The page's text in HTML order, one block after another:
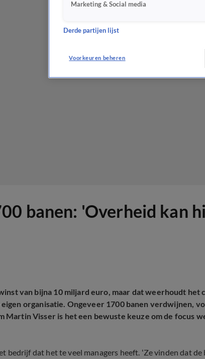
banen: 'Overheid kan
van bijna 10 miljard euro, maar dat weerhoudt het
organisatie. Ongeveer 1700 banen verdwijnen,
Martin Visser is het een bewuste keuze om de focus
bedrijf dat het te veel managers heeft. ‘Ze vinden dat de
Marketing & Social media
Derde partijen lijst
Voorkeuren beheren